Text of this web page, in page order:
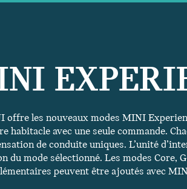
offre les nouveaux modes MINI
habitacle avec une seule commande.
de conduite uniques. L’unité
du mode sélectionné. Les modes Core,
peuvent être ajoutés avec